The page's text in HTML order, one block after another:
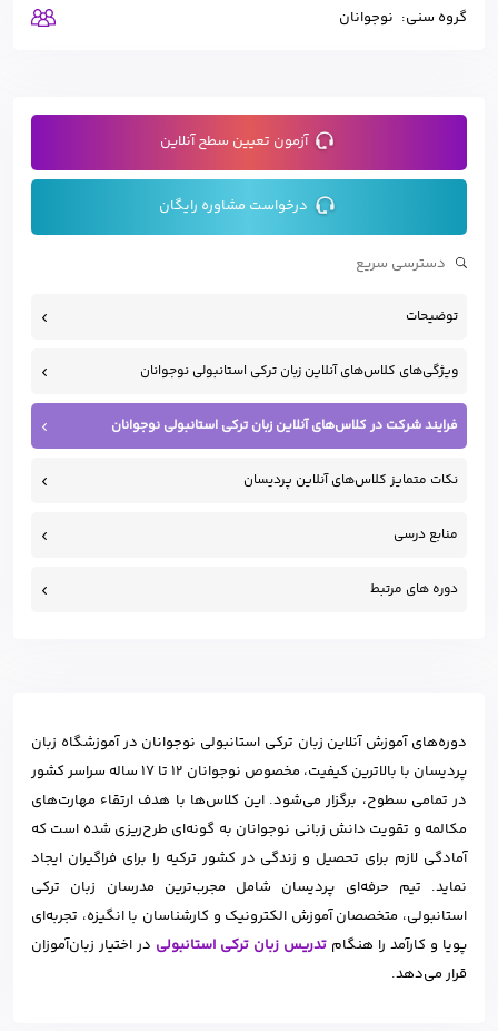
گروه سنی: نوجوانان
دوره‌های آموزش آنلاین زبان ترکی استانبولی نوجوانان در آموزشگاه زبان
پردیسان با بالاترین کیفیت، مخصوص نوجوانان 12 تا 17 ساله سراسر کشور
در تمامی سطوح، برگزار می‌شود. این کلاس‌ها با هدف ارتقاء مهارت‌های
مکالمه و تقویت دانش زبانی نوجوانان به گونه‌ای طرح‌ریزی شده است که
آمادگی لازم برای تحصیل و زندگی در کشور ترکیه را برای فراگیران ایجاد
نماید. تیم حرفه‌ای پردیسان شامل مجرب‌ترین مدرسان زبان ترکی
استانبولی، متخصصان آموزش الکترونیک و کارشناسان با انگیزه، تجربه‌ای
پویا و کارآمد را هنگام تدریس زبان ترکی استانبولی در اختیار زبان‌آموزان
قرار می‌دهد.
آزمون تعیین سطح آنلاین
درخواست مشاوره رایگان
توضیحات
ویژگی‌های کلاس‌های آنلاین زبان ترکی استانبولی نوجوانان
فرایند شرکت در کلاس‌های آنلاین زبان ترکی استانبولی نوجوانان
نکات متمایز کلاس‌های آنلاین پردیسان
منابع درسی
دوره های مرتبط